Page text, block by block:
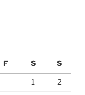
F S S
1 2